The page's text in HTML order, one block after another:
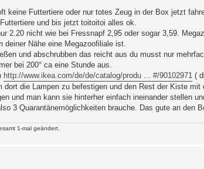
keine Futtertiere oder nur totes Zeug in der Box jetzt
und bis jetzt toitoitoi alles ok.
2.20 nicht wie bei Fressnapf 2,95 oder sogar 3,59.
deiner Nähe eine Megazoofiliale ist.
und abschrubben das reicht aus du musst nur
bei 200° ca eine Stunde aus.
http://www.ikea.com/de/de/catalog/produ ... #/90102971 (
dort die Lampen zu befestigen und den Rest der Kiste
und man kann sie hinterher einfach ineinander stellen
3 Quarantänemöglichkeiten brauche. Das gute an den
1-mal geändert.